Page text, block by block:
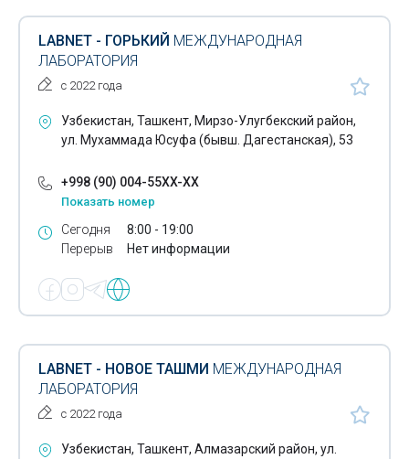
LABNET - ГОРЬКИЙ МЕЖДУНАРОДНАЯ
ЛАБОРАТОРИЯ
с 2022 года
Узбекистан, Ташкент, Мирзо-Улугбекский район,
ул. Мухаммада Юсуфа (бывш. Дагестанская), 53
+998 (90) 004-55XX-XX
Показать номер
Сегодня
Перерыв
8:00 - 19:00
Нет информации
LABNET - НОВОЕ ТАШМИ МЕЖДУНАРОДНАЯ
ЛАБОРАТОРИЯ
с 2022 года
Узбекистан, Ташкент, Алмазарский район, ул.